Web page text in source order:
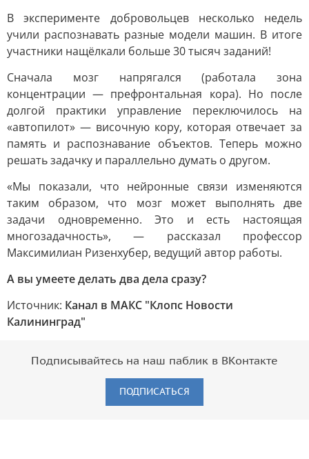
В эксперименте добровольцев несколько недель
учили распознавать разные модели машин. В итоге
участники нащёлкали больше 30 тысяч заданий!
Сначала мозг напрягался (работала зона
концентрации — префронтальная кора). Но после
долгой практики управление переключилось на
«автопилот» — височную кору, которая отвечает за
память и распознавание объектов. Теперь можно
решать задачку и параллельно думать о другом.
«Мы показали, что нейронные связи изменяются
таким образом, что мозг может выполнять две
задачи одновременно. Это и есть настоящая
многозадачность», — рассказал профессор
Максимилиан Ризенхубер, ведущий автор работы.
А вы умеете делать два дела сразу?
Источник: Канал в МАКС "Клопс Новости
Калининград"
Подписывайтесь на наш паблик в ВКонтакте
ПОДПИСАТЬСЯ